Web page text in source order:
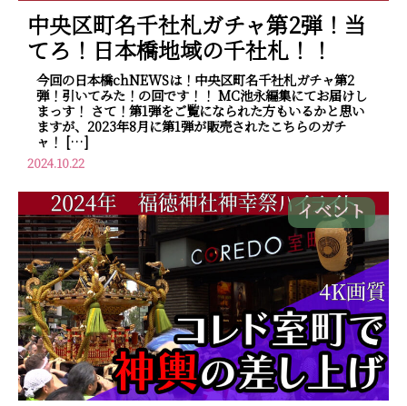
中央区町名千社札ガチャ第2弾！当
てろ！日本橋地域の千社札！！
今回の日本橋chNEWSは！中央区町名千社札ガチャ第2
弾！引いてみた！の回です！！ MC池永編集にてお届けし
まっす！ さて！第1弾をご覧になられた方もいるかと思い
ますが、2023年8月に第1弾が販売されたこちらのガチ
ャ！ […]
2024.10.22
イベント